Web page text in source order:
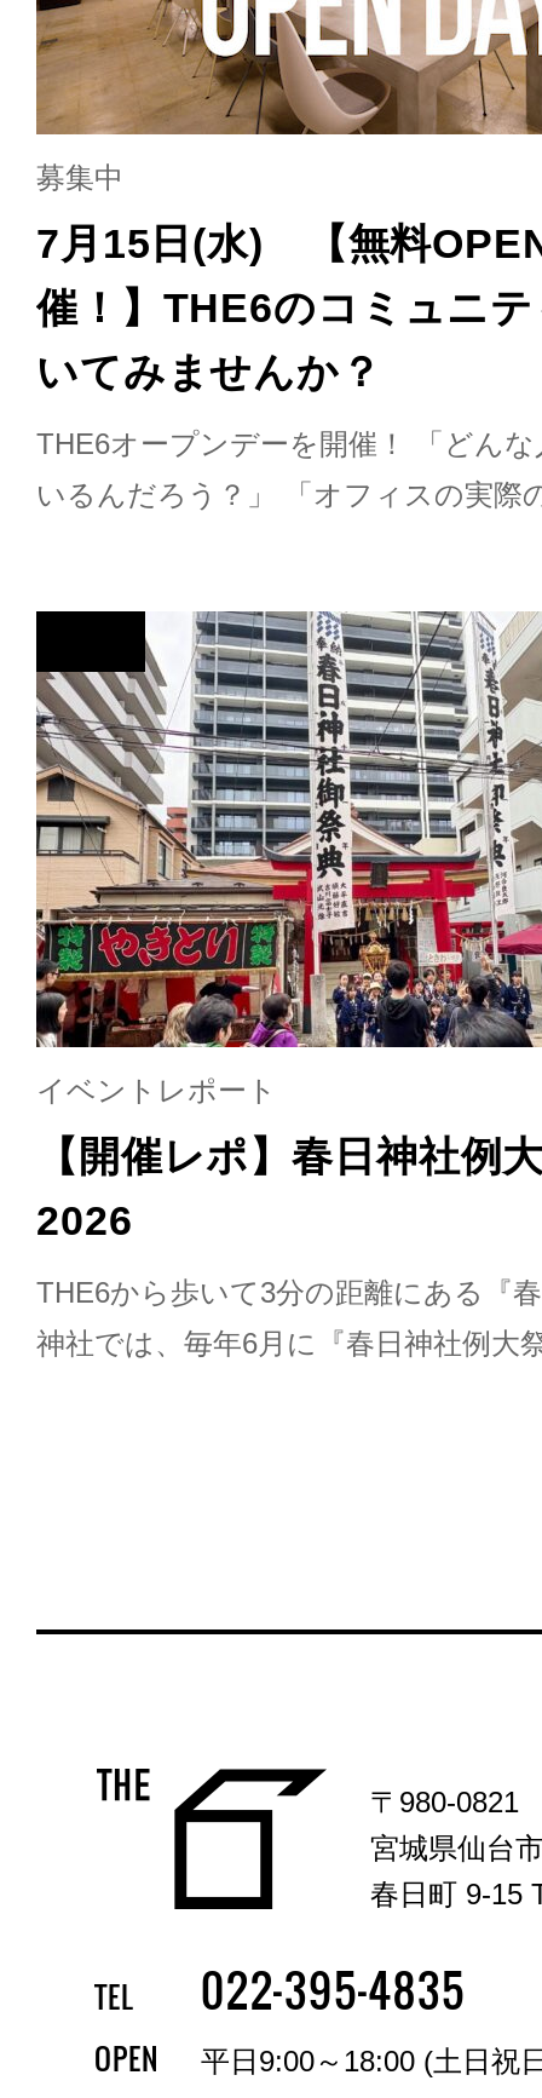
募集中
7月15日(水) 【無料
催！】THE6のコミュニ
いてみませんか？
THE6オープンデーを開催！ 「どん
いるんだろう？」 「オフィスの実際
イベントレポート
【開催レポ】春日神社
2026
THE6から歩いて3分の距離にある『
神社では、毎年6月に『春日神社例大
〒980-0821
宮城県仙台
春日町 9-15
TEL 022-395-4835
OPEN 平日9:00～18:00 (土日祝